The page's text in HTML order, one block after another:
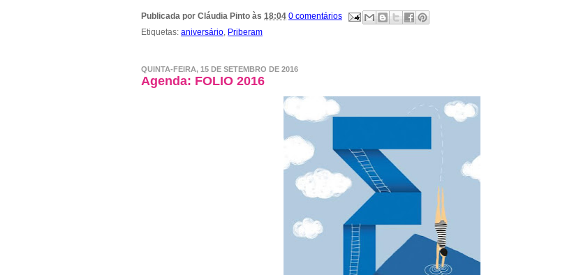
Publicada por Cláudia Pinto às 18:04 0 comentários
Etiquetas: aniversário, Priberam
QUINTA-FEIRA, 15 DE SETEMBRO DE 2016
Agenda: FOLIO 2016